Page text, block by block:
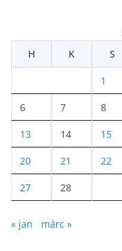
H
K S
1
6 7 8
13 14 15
20 21 22
27 28
« jan márc »